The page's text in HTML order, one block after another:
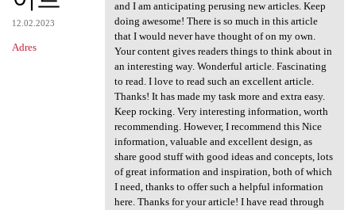
12.02.2023
Adres
and I am anticipating perusing new articles. Keep
doing awesome! There is so much in this article
that I would never have thought of on my own.
Your content gives readers things to think about in
an interesting way. Wonderful article. Fascinating
to read. I love to read such an excellent article.
Thanks! It has made my task more and extra easy.
Keep rocking. Very interesting information, worth
recommending. However, I recommend this Nice
information, valuable and excellent design, as
share good stuff with good ideas and concepts, lots
of great information and inspiration, both of which
I need, thanks to offer such a helpful information
here. Thanks for your article! I have read through